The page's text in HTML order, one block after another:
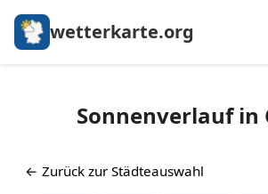
wetterkarte.org
Sonnenverlauf in
← Zurück zur Städteauswahl